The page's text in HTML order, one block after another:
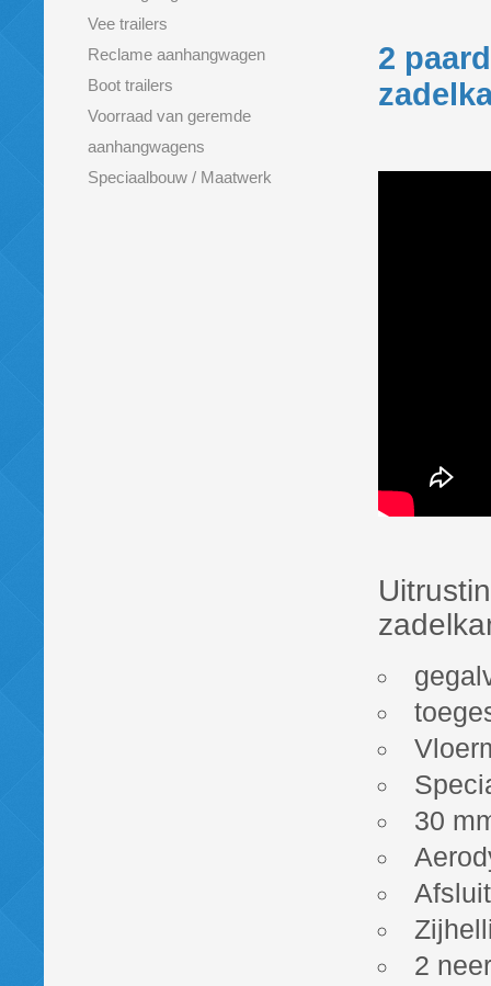
Vee trailers
Reclame aanhangwagen
Boot trailers
Voorraad van geremde
aanhangwagens
Speciaalbouw / Maatwerk
2
30
2